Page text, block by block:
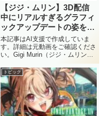
【ジジ・ムリン】3D配信
中にリアルすぎるグラフィ
ックアップデートの姿を披
露
本記事はAI支援で作成していま
す。詳細は元動画をご確認くださ
い。Gigi Murin（ジジ・ムリン）
ア・イマーグリーン）との3D配
信中に、リアルなグラフィックア
ップデートと称した姿を披露しま
した...
トピック